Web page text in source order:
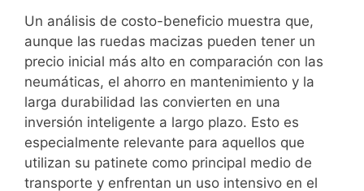
Un análisis de costo-beneficio muestra que,
aunque las ruedas macizas pueden tener un
precio inicial más alto en comparación con las
neumáticas, el ahorro en mantenimiento y la
larga durabilidad las convierten en una
inversión inteligente a largo plazo. Esto es
especialmente relevante para aquellos que
utilizan su patinete como principal medio de
transporte y enfrentan un uso intensivo en el